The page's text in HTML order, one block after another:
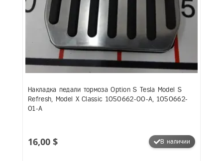
Накладка педали тормоза Option S Tesla Model S
Refresh, Model X Classic 1050662-00-A, 1050662-
01-A
16,00 $ В наличии